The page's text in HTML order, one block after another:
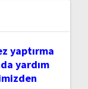
yaptırma
yardım